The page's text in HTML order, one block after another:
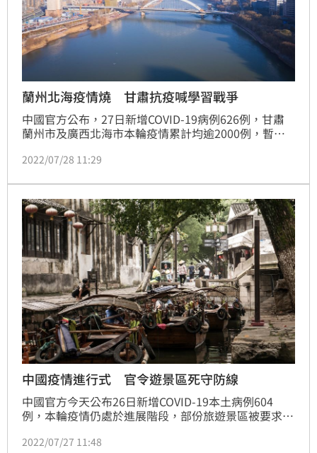
蘭州北海疫情燒 甘肅抗疫喊學習戰爭
中國官方公布，27日新增COVID-19病例626例，甘肅
蘭州市及廣西北海市本輪疫情累計均逾2000例，暫時
習戰爭」。
2022/07/28 11:29
中國疫情進行式 官令遊景區死守防線
中國官方今天公布26日新增COVID-19本土病例604
例，本輪疫情仍處於進展階段，部份旅遊景區被要求
旅遊旺季卻處於疫情寒冬。
2022/07/27 11:48